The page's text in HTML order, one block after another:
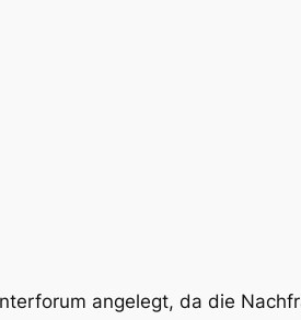
angelegt, da die